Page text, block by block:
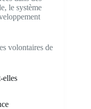
le système
volontaires de
elles